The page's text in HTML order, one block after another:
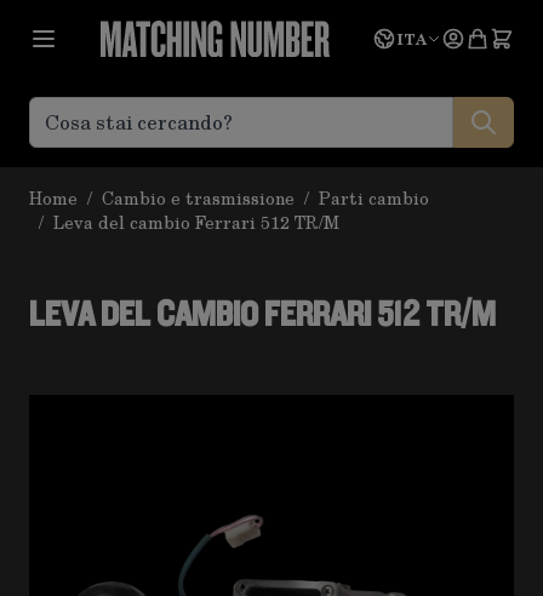
Lingua
ITA
Home / Cambio e trasmissione / Parti cambio
/ Leva del cambio Ferrari 512 TR/M
LEVA DEL CAMBIO FERRARI 512 TR/M